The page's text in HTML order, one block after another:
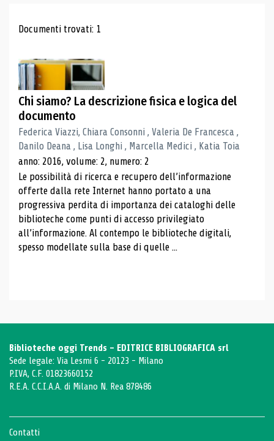
Risultati di ricerca
Documenti trovati: 1
Chi siamo? La descrizione fisica e logica del
documento
Federica Viazzi, Chiara Consonni , Valeria De Francesca ,
Danilo Deana , Lisa Longhi , Marcella Medici , Katia Toia
anno: 2016, volume: 2, numero: 2
Le possibilità di ricerca e recupero dell’informazione
offerte dalla rete Internet hanno portato a una
progressiva perdita di importanza dei cataloghi delle
biblioteche come punti di accesso privilegiato
all’informazione. Al contempo le biblioteche digitali,
spesso modellate sulla base di quelle ...
Biblioteche oggi Trends - EDITRICE BIBLIOGRAFICA srl
Sede legale: Via Lesmi 6 - 20123 - Milano
P.IVA, C.F. 01823660152
R.E.A. C.C.I.A.A. di Milano N. Rea 878486
Contatti